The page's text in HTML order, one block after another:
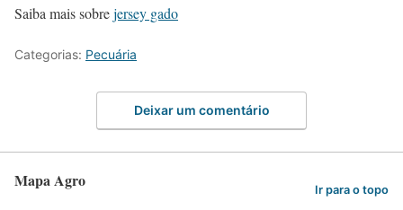
Saiba mais sobrejersey gado
Categorias: Pecuária
Deixar um comentário
Mapa Agro Ir para o topo